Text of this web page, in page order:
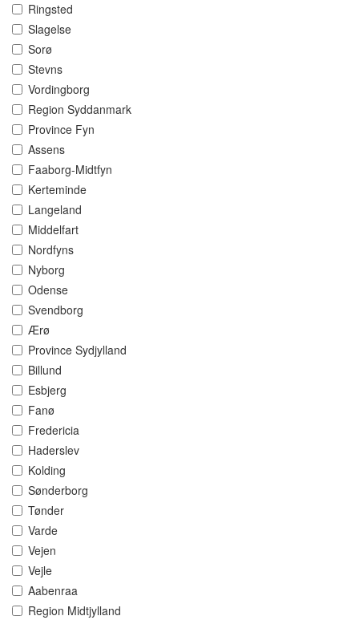
Ringsted
Slagelse
Sorø
Stevns
Vordingborg
Region Syddanmark
Province Fyn
Assens
Faaborg-Midtfyn
Kerteminde
Langeland
Middelfart
Nordfyns
Nyborg
Odense
Svendborg
Ærø
Province Sydjylland
Billund
Esbjerg
Fanø
Fredericia
Haderslev
Kolding
Sønderborg
Tønder
Varde
Vejen
Vejle
Aabenraa
Region Midtjylland